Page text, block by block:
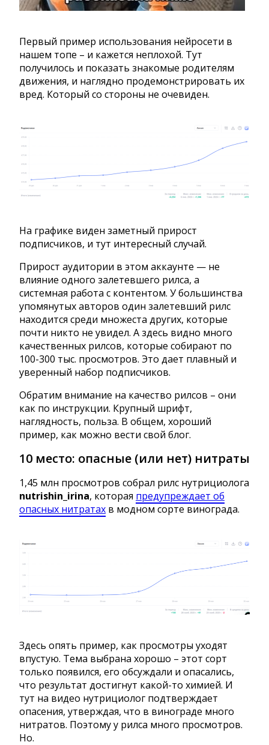
Первый пример использования нейросети в
нашем топе – и кажется неплохой. Тут
получилось и показать знакомые родителям
движения, и наглядно продемонстрировать их
вред. Который со стороны не очевиден.
На графике виден заметный прирост
подписчиков, и тут интересный случай.
Прирост аудитории в этом аккаунте — не
влияние одного залетевшего рилса, а
системная работа с контентом. У большинства
упомянутых авторов один залетевший рилс
находится среди множеста других, которые
почти никто не увидел. А здесь видно много
качественных рилсов, которые собирают по
100-300 тыс. просмотров. Это дает плавный и
уверенный набор подписчиков.
Обратим внимание на качество рилсов – они
как по инструкции. Крупный шрифт,
наглядность, польза. В общем, хороший
пример, как можно вести свой блог.
10 место: опасные (или нет) нитраты
1,45 млн просмотров собрал рилс нутрициолога
nutrishin_irina, которая предупреждает об
опасных нитратах в модном сорте винограда.
Здесь опять пример, как просмотры уходят
впустую. Тема выбрана хорошо – этот сорт
только появился, его обсуждали и опасались,
что результат достигнут какой-то химией. И
тут на видео нутрициолог подтверждает
опасения, утверждая, что в винограде много
нитратов. Поэтому у рилса много просмотров.
Но.